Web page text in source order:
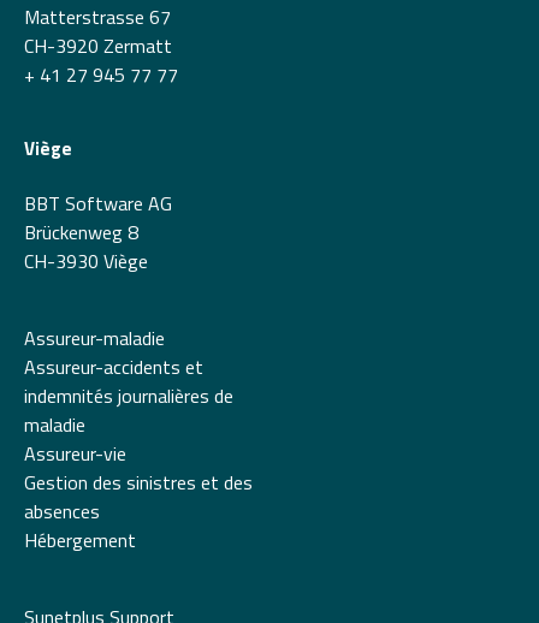
Matterstrasse 67
CH-3920 Zermatt
+ 41 27 945 77 77
Viège
BBT Software AG
Brückenweg 8
CH-3930 Viège
Assureur-maladie
Assureur-accidents et
indemnités journalières de
maladie
Assureur-vie
Gestion des sinistres et des
absences
Hébergement